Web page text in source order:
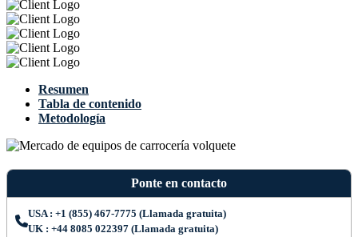
Resumen
Tabla de contenido
Metodología
Ponte en contacto
USA : +1 (855) 467-7775 (Llamada gratuita)
UK : +44 8085 022397 (Llamada gratuita)